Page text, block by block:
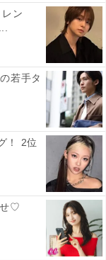
ン
若手タ
！ 2位
せ♡